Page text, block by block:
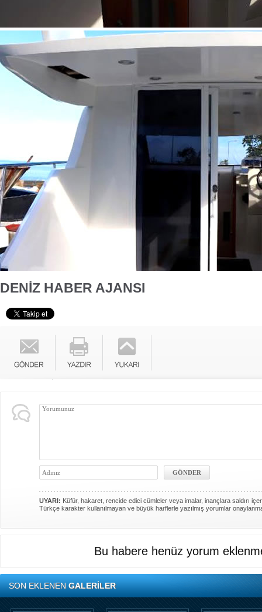
DENİZ HABER AJANSI
UYARI: Küfür, hakaret, rencide edici cümleler veya imalar, inançlara saldırı
Türkçe karakter kullanılmayan ve büyük harflerle yazılmış yorumlar
Bu habere henüz yorum
SON EKLENENGALERİLER